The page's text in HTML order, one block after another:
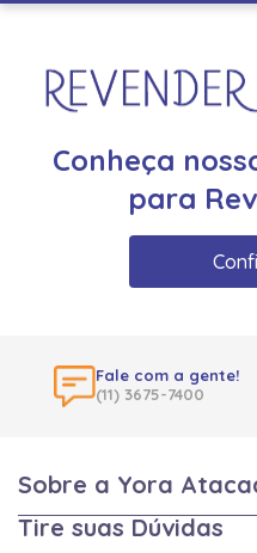
Conheça
para
Fale com a gente!
(11) 3675-7400
Sobre a Yora
Tire suas Dúvidas